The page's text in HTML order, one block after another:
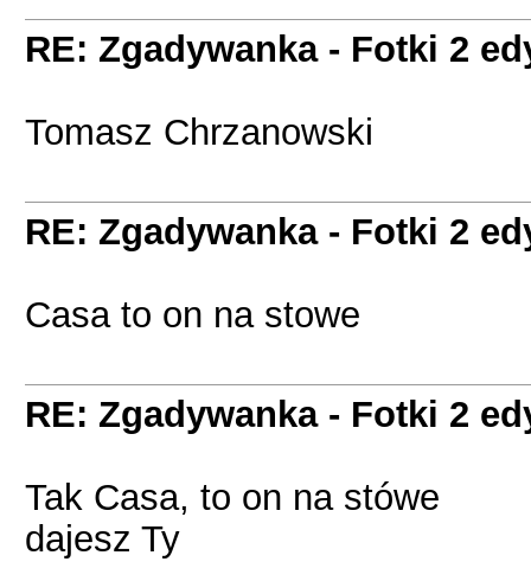
RE: Zgadywanka - Fotki 2
Tomasz Chrzanowski
RE: Zgadywanka - Fotki 2
Casa to on na stowe
RE: Zgadywanka - Fotki 2
Tak Casa, to on na stówe
dajesz Ty